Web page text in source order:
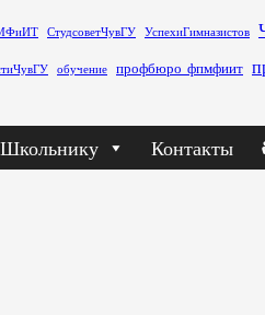
СтудсоветЧувГУ УспехиГимназистов
обучение профбюро_фпмфиит
Школьнику Контакты